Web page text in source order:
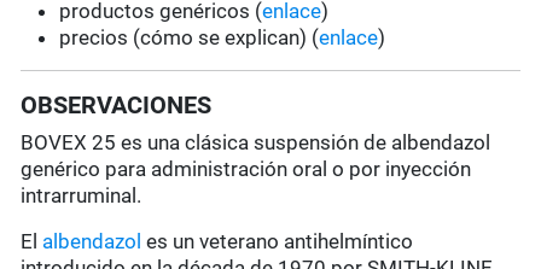
productos genéricos (enlace)
precios (cómo se explican) (enlace)
OBSERVACIONES
BOVEX 25 es una clásica suspensión de albendazol
genérico para administración oral o por inyección
intrarruminal.
El albendazol es un veterano antihelmíntico